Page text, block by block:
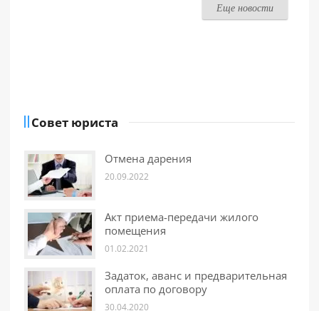
Еще новости
Совет юриста
Отмена дарения
20.09.2022
Акт приема-передачи жилого
помещения
01.02.2021
Задаток, аванс и предварительная
оплата по договору
30.04.2020